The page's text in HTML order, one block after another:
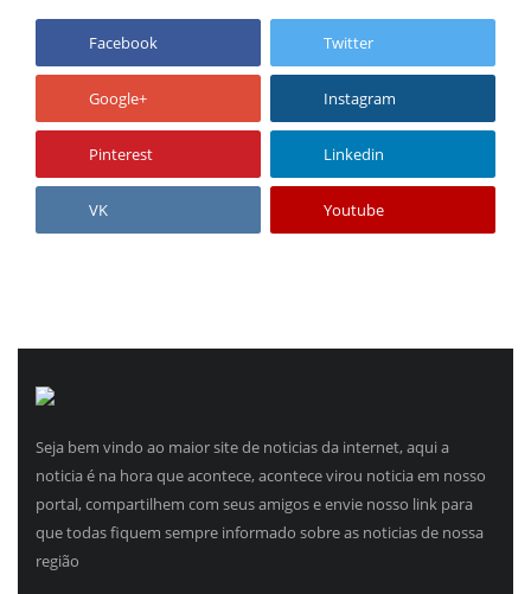
Facebook Twitter
Google+ Instagram
Pinterest Linkedin
VK Youtube
Seja bem vindo ao maior site de noticias da internet, aqui a
noticia é na hora que acontece, acontece virou noticia em nosso
portal, compartilhem com seus amigos e envie nosso link para
que todas fiquem sempre informado sobre as noticias de nossa
região